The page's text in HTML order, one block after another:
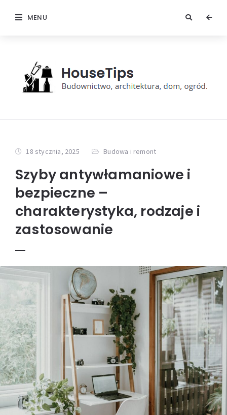
MENU
18 stycznia, 2025 Budowa i remont
Szyby antywłamaniowe i
bezpieczne –
charakterystyka, rodzaje i
zastosowanie